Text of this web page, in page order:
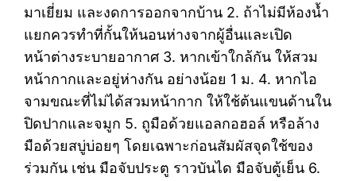
มาเยี่ยม และงดการออกจากบ้าน 2. ถ้าไม่มีห้องน้ำ
แยกควรทำที่กั้นให้นอนห่างจากผู้อื่นและเปิด
หน้าต่างระบายอากาศ 3. หากเข้าใกล้กัน ให้สวม
หน้ากากและอยู่ห่างกัน อย่างน้อย 1 ม. 4. หากไอ
จามขณะที่ไม่ได้สวมหน้ากาก ให้ใช้ต้นแขนด้านใน
ปิดปากและจมูก 5. ถูมือด้วยแอลกอฮอล์ หรือล้าง
มือด้วยสบู่บ่อยๆ โดยเฉพาะก่อนสัมผัสจุดใช้ของ
ร่วมกัน เช่น มือจับประตู ราวบันได มือจับตู้เย็น 6.